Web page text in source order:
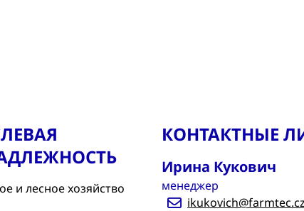
и лесное хозяйство
КОНТАКТНЫЕ
Ирина Кукович
менеджер